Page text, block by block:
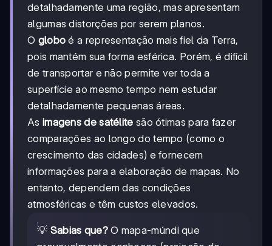
detalhadamente uma região, mas apresentam
algumas distorções por serem planos.
O globo é a representação mais fiel da Terra,
pois mantém sua forma esférica. Porém, é difícil
de transportar e não permite ver toda a
superfície ao mesmo tempo nem estudar
detalhadamente pequenas áreas.
As imagens de satélite são ótimas para fazer
comparações ao longo do tempo (como o
crescimento das cidades) e fornecem
informações para a elaboração de mapas. No
entanto, dependem das condições
atmosféricas e têm custos elevados.
💡 Sabias que?O mapa-múndi que